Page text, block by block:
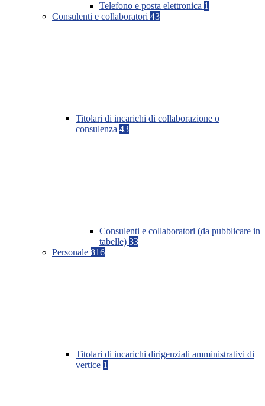
Telefono e posta elettronica 1
Consulenti e collaboratori 43
Titolari di incarichi di collaborazione o
consulenza 43
Consulenti e collaboratori (da pubblicare in
tabelle) 33
Personale 816
Titolari di incarichi dirigenziali amministrativi di
vertice 1